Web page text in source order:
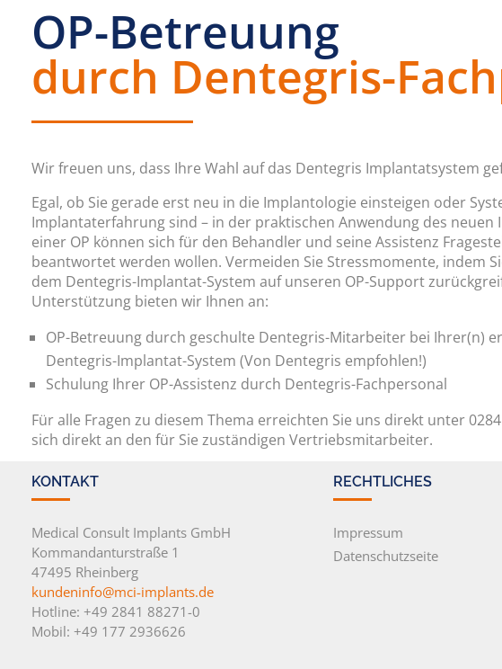
OP-Betreuung
durch Dentegris-
Wir freuen uns, dass Ihre Wahl auf das Dentegris Implantatsystem
Egal, ob Sie gerade erst neu in die Implantologie einsteigen oder
Implantaterfahrung sind – in der praktischen Anwendung des
einer OP können sich für den Behandler und seine Assistenz
beantwortet werden wollen. Vermeiden Sie Stressmomente, indem
dem Dentegris-Implantat-System auf unseren OP-Support
Unterstützung bieten wir Ihnen an:
OP-Betreuung durch geschulte Dentegris-Mitarbeiter bei Ihrer(n)
Dentegris-Implantat-System (Von Dentegris empfohlen!)
Schulung Ihrer OP-Assistenz durch Dentegris-Fachpersonal
Für alle Fragen zu diesem Thema erreichten Sie uns direkt unter
sich direkt an den für Sie zuständigen Vertriebsmitarbeiter.
KONTAKT
Medical Consult Implants GmbH
Kommandanturstraße 1
47495 Rheinberg
kundeninfo@mci-implants.de
Hotline: +49 2841 88271-0
Mobil: +49 177 2936626
RECHTLICHES
Impressum
Datenschutzseite